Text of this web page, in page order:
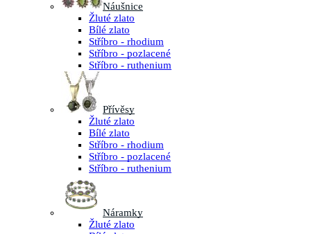
Náušnice
Žluté zlato
Bílé zlato
Stříbro - rhodium
Stříbro - pozlacené
Stříbro - ruthenium
Přívěsy
Žluté zlato
Bílé zlato
Stříbro - rhodium
Stříbro - pozlacené
Stříbro - ruthenium
Náramky
Žluté zlato